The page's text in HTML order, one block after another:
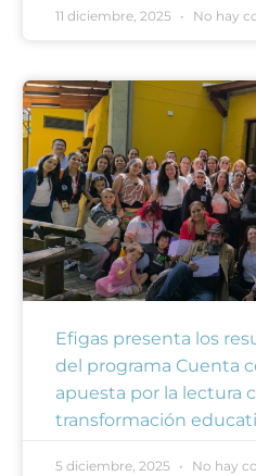
11 diciembre, 2025 No hay
Efigas presenta los
del programa Cuenta
apuesta por la lectura
transformación
5 diciembre, 2025 No hay